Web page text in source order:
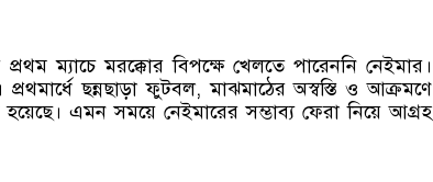
ম্যাচে মরক্কোর বিপক্ষে খেলতে পারেননি নেইমার।
ছন্নছাড়া ফুটবল, মাঝমাঠের অস্বস্তি ও আক্রমণে
এমন সময়ে নেইমারের সম্ভাব্য ফেরা নিয়ে আগ্রহ